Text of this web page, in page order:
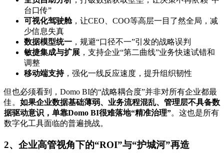
台口传”
可视化驾驶舱，让CEO、COO等高层一目了然全局，减
少信息失真
数据模型统一 ，规避“口径不一”引发的战略误判
敏捷集成与扩展 ，支持企业“第二曲线”业务快速试错和
调整
移动端支持，强化一线反应速度，提升组织韧性
但也必须看到，Domo BI的“战略耦合度”并非对所有企业都最
佳。 如果企业数据基础薄弱、业务流程混乱、管理层不具备数
据驱动意识，单靠Domo BI很难落地“精准治理”。这也是所有
数字化工具面临的普遍挑战。
2、企业高管视角下的“ROI”与“护城河”再造